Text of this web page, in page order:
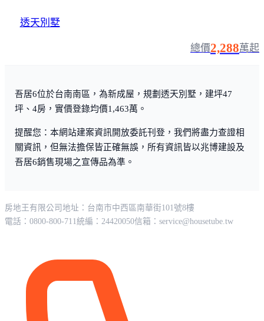
透天別墅
總價2,288萬起
吾居6位於台南南區，為新成屋，規劃透天別墅，建坪47
坪、4房，實價登錄均價1,463萬。
提醒您：本網站建案資訊開放委託刊登，我們將盡力查證相
關資訊，但無法擔保皆正確無誤，所有資訊皆以兆博建設及
吾居6銷售現場之宣傳品為準。
房地王有限公司 地址：台南市中西區南華街101號8樓
電話：0800-800-711統編：24420050信箱： service@housetube.tw